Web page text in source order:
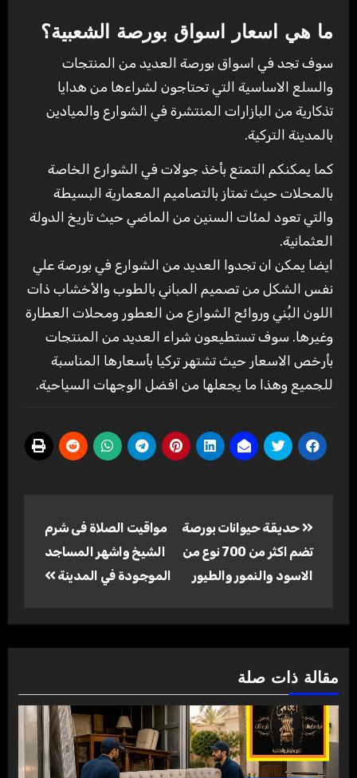
ما هي اسعار اسواق بورصة الشعبية؟
سوف تجد في اسواق بورصة العديد من المنتجات
والسلع الاساسية التي تحتاجون لشراءها من هدايا
تذكارية من البازارات المنتشرة في الشوارع والميادين
بالمدينة التركية.
كما يمكنكم التمتع بأخذ جولات في الشوارع الخاصة
بالمحلات حيث تمتاز بالتصاميم المعمارية البسيطة
والتي تعود لمئات السنين من الماضي حيث تاريخ الدولة
العثمانية.
ايضا يمكن ان تجدوا العديد من الشوارع في بورصة علي
نفس الشكل من تصميم المباني بالطوب والأخشاب ذات
اللون البُني وروائح الشوارع من العطور ومحلات العطارة
وغيرها. سوف تستطيعون شراء العديد من المنتجات
بأرخص الاسعار حيث تشتهر تركيا بأسعارها المناسبة
للجميع وهذا ما يجعلها من افضل الوجهات السياحية.
المقالات
حديقة حيوانات بورصة
تضم اكثر من 700 نوع من
الاسود والنمور والطيور
مواقيت الصلاة فى شرم
الشيخ واشهر المساجد
الموجودة في المدينة
مقالة ذات صلة